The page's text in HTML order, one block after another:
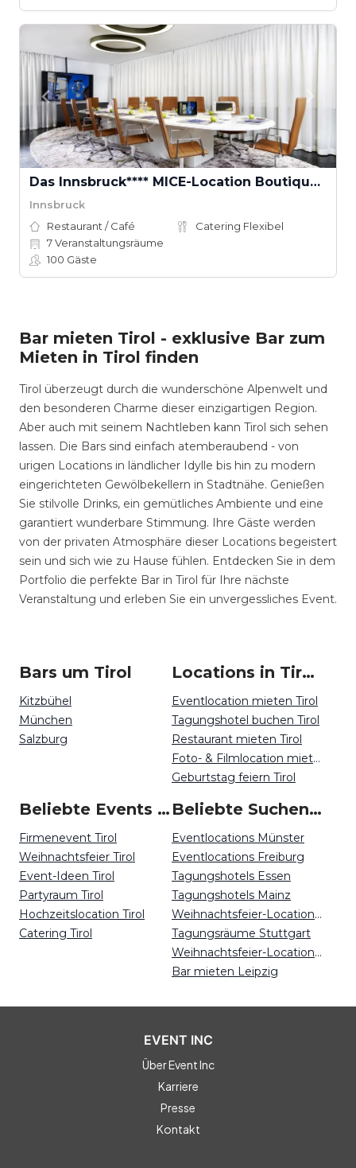
Das Innsbruck**** MICE-Location Boutique Convention
Innsbruck
Restaurant / Café
Catering Flexibel
7Veranstaltungsräume
100 Gäste
Bar mieten Tirol - exklusive Bar zum
Mieten in Tirol finden
Tirol überzeugt durch die wunderschöne Alpenwelt und
den besonderen Charme dieser einzigartigen Region.
Aber auch mit seinem Nachtleben kann Tirol sich sehen
lassen. Die Bars sind einfach atemberaubend - von
urigen Locations in ländlicher Idylle bis hin zu modern
eingerichteten Gewölbekellern in Stadtnähe. Genießen
Sie stilvolle Drinks, ein gemütliches Ambiente und eine
garantiert wunderbare Stimmung. Ihre Gäste werden
von der privaten Atmosphäre dieser Locations begeistert
sein und sich wie zu Hause fühlen. Entdecken Sie in dem
Portfolio die perfekte Bar in Tirol für Ihre nächste
Veranstaltung und erleben Sie ein unvergessliches Event.
Bars um Tirol
Kitzbühel
München
Salzburg
Locations in Tirol mieten
Eventlocation mieten Tirol
Tagungshotel buchen Tirol
Restaurant mieten Tirol
Foto- & Filmlocation mieten Tirol
Geburtstag feiern Tirol
Beliebte Events in Tirol
Firmenevent Tirol
Weihnachtsfeier Tirol
Event-Ideen Tirol
Partyraum Tirol
Hochzeitslocation Tirol
Catering Tirol
Beliebte Suchen auf Event Inc
Eventlocations Münster
Eventlocations Freiburg
Tagungshotels Essen
Tagungshotels Mainz
Weihnachtsfeier-Locations Leipzig
Tagungsräume Stuttgart
Weihnachtsfeier-Locations Nürnberg
Bar mieten Leipzig
EVENT INC
Über Event Inc
Karriere
Presse
Kontakt